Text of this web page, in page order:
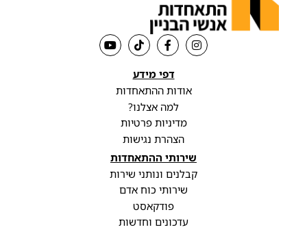
דפי מידע
אודות ההתאחדות
למה אצלנו?
מדיניות פרטיות
הצהרת נגישות
שירותי ההתאחדות
קבלנים ונותני שירות
שירותי כוח אדם
פודקאסט
עדכונים וחדשות